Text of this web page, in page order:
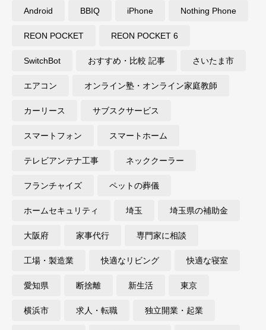
Android BBIQ iPhone Nothing Phone
REON POCKET REON POCKET 6
SwitchBot おすすめ・比較 記事 さいたま市
エアコン オンライン塾・オンライン家庭教師
カーリース サブスクサービス
スマートフォン スマートホーム
テレビアンテナ工事 ネッククーラー
フランチャイズ ペットの葬儀
ホームセキュリティ 埼玉 埼玉県の補助金
大阪府 家事代行 専門家に相談
工場・製造業 快適なリビング 快適な寝室
愛知県 断捨離 新生活 東京
横浜市 求人・転職 独立開業・起業